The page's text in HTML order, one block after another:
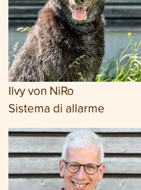
Ilvy von NiRo
Sistema di allarme